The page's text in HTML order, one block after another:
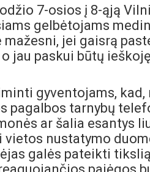
7-osios į 8-ąją
gelbėtojams
jei gaisrą
jau paskui būtų
gyventojams,
pagalbos tarnybų
ar šalia esantys
nustatymo
galės pateikti